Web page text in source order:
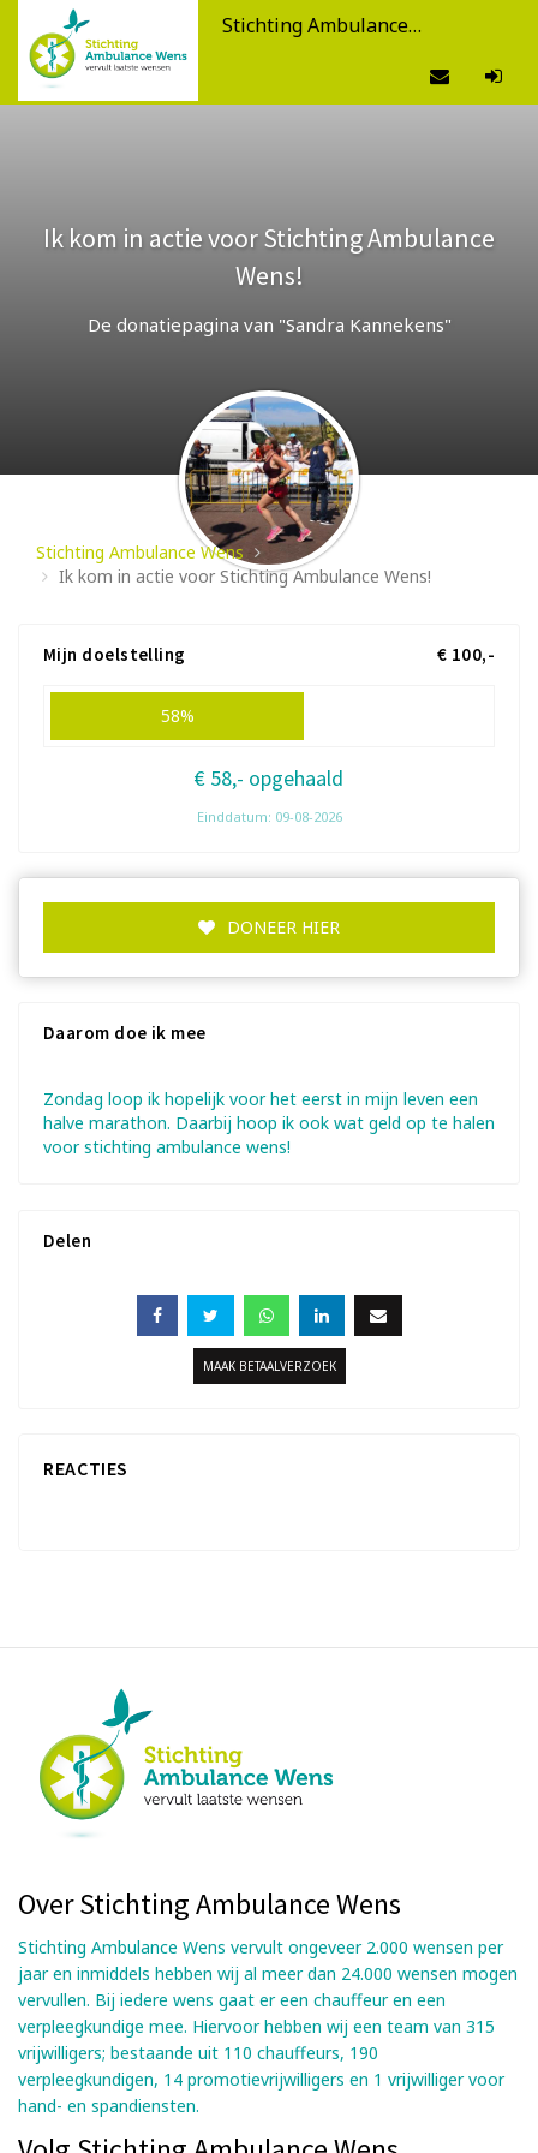
Stichting Ambulance Wens
Ik kom in actie voor Stichting Ambulance
Wens!
De donatiepagina van "Sandra Kannekens"
Stichting Ambulance Wens
Ik kom in actie voor Stichting Ambulance Wens!
Mijn doelstelling € 100,-
58%
€ 58,- opgehaald
Einddatum: 09-08-2026
DONEER HIER
Daarom doe ik mee
Zondag loop ik hopelijk voor het eerst in mijn leven een
halve marathon. Daarbij hoop ik ook wat geld op te halen
voor stichting ambulance wens!
Delen
MAAK BETAALVERZOEK
REACTIES
Over Stichting Ambulance Wens
Stichting Ambulance Wens vervult ongeveer 2.000 wensen per
jaar en inmiddels hebben wij al meer dan 24.000 wensen mogen
vervullen. Bij iedere wens gaat er een chauffeur en een
verpleegkundige mee. Hiervoor hebben wij een team van 315
vrijwilligers; bestaande uit 110 chauffeurs, 190
verpleegkundigen, 14 promotievrijwilligers en 1 vrijwilliger voor
hand- en spandiensten.